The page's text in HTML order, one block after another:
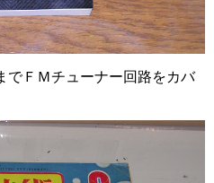
でＦＭチューナー回路をカバ